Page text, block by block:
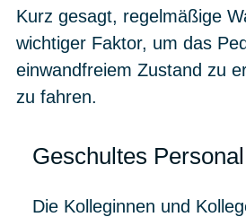
Kurz gesagt, regelmäßige
wichtiger Faktor, um das
einwandfreiem Zustand zu
zu fahren.
Geschultes Personal
Die Kolleginnen und